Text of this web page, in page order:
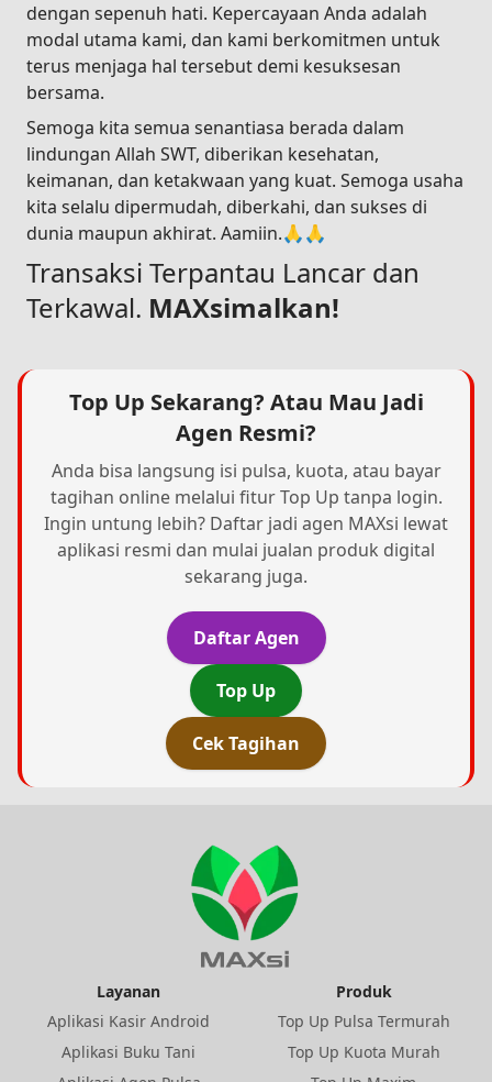
dengan sepenuh hati. Kepercayaan Anda adalah
modal utama kami, dan kami berkomitmen untuk
terus menjaga hal tersebut demi kesuksesan
bersama.
Semoga kita semua senantiasa berada dalam
lindungan Allah SWT, diberikan kesehatan,
keimanan, dan ketakwaan yang kuat. Semoga usaha
kita selalu dipermudah, diberkahi, dan sukses di
dunia maupun akhirat. Aamiin.🙏🙏
Transaksi Terpantau Lancar dan
Terkawal. MAXsimalkan!
Top Up Sekarang? Atau Mau Jadi
Agen Resmi?
Anda bisa langsung isi pulsa, kuota, atau bayar
tagihan online melalui fitur Top Up tanpa login.
Ingin untung lebih? Daftar jadi agen MAXsi lewat
aplikasi resmi dan mulai jualan produk digital
sekarang juga.
Daftar Agen
Top Up
Cek Tagihan
Layanan
Aplikasi Kasir Android
Aplikasi Buku Tani
Produk
Top Up Pulsa Termurah
Top Up Kuota Murah